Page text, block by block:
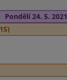
Pondělí 24. 5. 2021